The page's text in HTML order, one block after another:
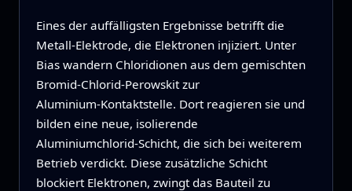
Eines der auffälligsten Ergebnisse betrifft die
Metall‑Elektrode, die Elektronen injiziert. Unter
Bias wandern Chloridionen aus dem gemischten
Bromid‑Chlorid‑Perowskit zur
Aluminium‑Kontaktstelle. Dort reagieren sie und
bilden eine neue, isolierende
Aluminiumchlorid‑Schicht, die sich bei weiterem
Betrieb verdickt. Diese zusätzliche Schicht
blockiert Elektronen, zwingt das Bauteil zu